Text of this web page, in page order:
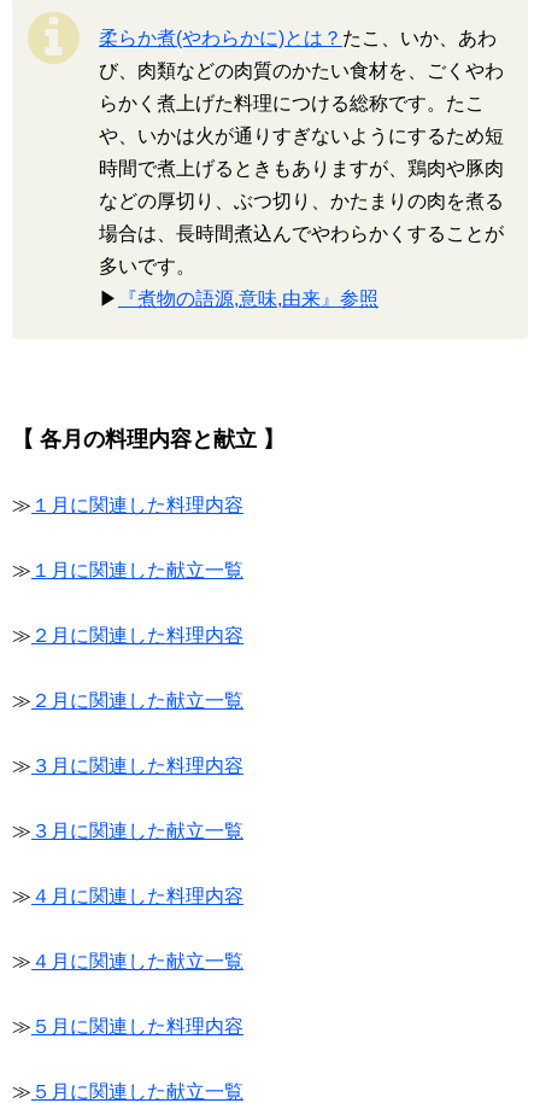
柔らか煮(やわらかに)とは？ たこ、いか、あわ
び、肉類などの肉質のかたい食材を、ごくやわ
らかく煮上げた料理につける総称です。たこ
や、いかは火が通りすぎないようにするため短
時間で煮上げるときもありますが、鶏肉や豚肉
などの厚切り、ぶつ切り、かたまりの肉を煮る
場合は、長時間煮込んでやわらかくすることが
多いです。
▶
『煮物の語源,意味,由来』参照
【 各月の料理内容と献立 】
≫ １月に関連した料理内容
≫ １月に関連した献立一覧
≫ ２月に関連した料理内容
≫ ２月に関連した献立一覧
≫ ３月に関連した料理内容
≫ ３月に関連した献立一覧
≫ ４月に関連した料理内容
≫ ４月に関連した献立一覧
≫ ５月に関連した料理内容
≫ ５月に関連した献立一覧